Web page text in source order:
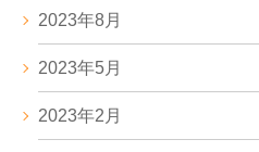
2023年8月
2023年5月
2023年2月